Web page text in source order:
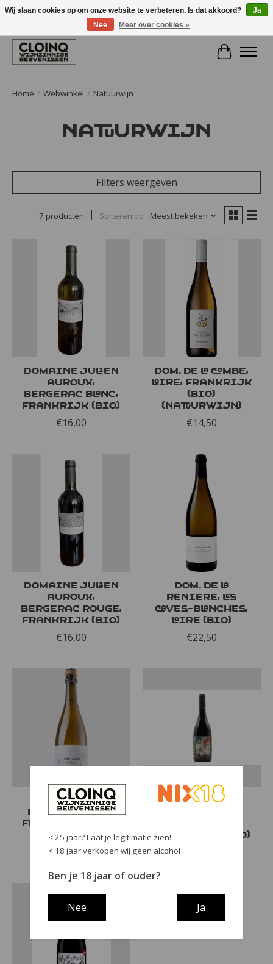
Large selection of products and fast shipping!
Home / Webwinkel / Natuurwijn
Natuurwijn
Filters weergeven
7 producten Sorteren op Meest bekeken
Domaine Julien
Auroux,
Bergerac Blanc,
Frankrijk (bio)
€16,00
Dom. de la Combe,
Loire, Frankrijk
(bio)
(natuurwijn)
€14,50
Domaine Julien
Auroux,
Bergerac Rouge,
Frankrijk (bio)
€16,00
Dom. de la
Reniere, les
Caves-Blanches,
Loire (bio)
€22,50
Dom. de la
Reniere, Loire,
Frankrijk (bio)
€26,50
Dom. Julien
Frankrijk (bio)
Wij slaan cookies op om onze website te verbeteren. Is dat akkoord?
Ja
Nee
Meer over cookies »
< 25 jaar? Laat je legitimatie zien!
< 18 jaar verkopen wij geen alcohol
Ben je 18 jaar of ouder?
Nee Ja